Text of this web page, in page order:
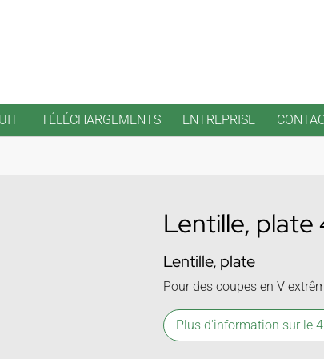
TÉLÉCHARGEMENTS ENTREPRISE
Lentille, plate
Lentille, plate
Pour des coupes en V
Plus d'information sur le